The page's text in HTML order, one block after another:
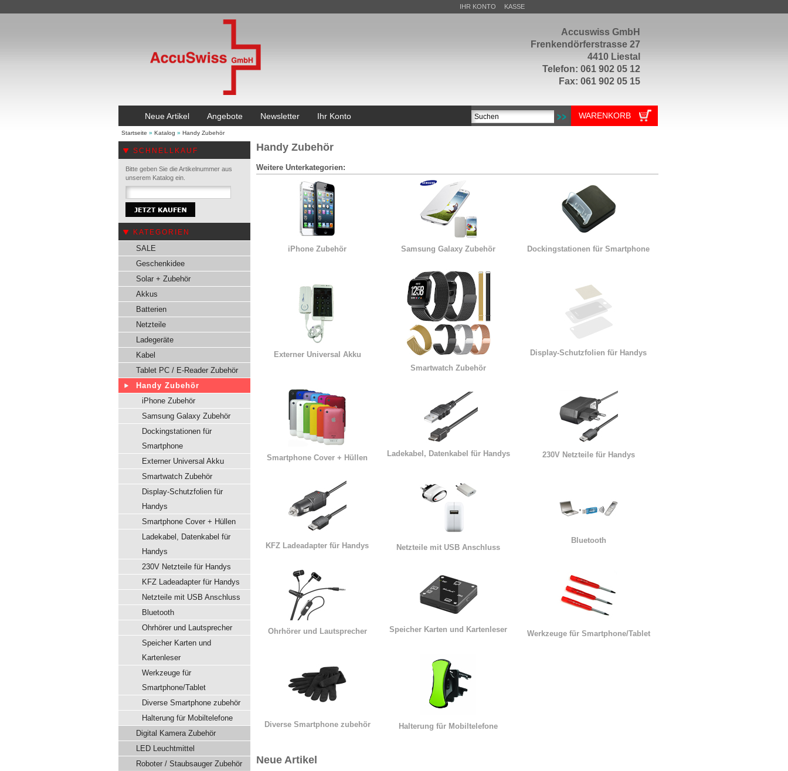
Accuswiss GmbH
Frenkendörferstrasse 27
4410 Liestal
Telefon: 061 902 05 12
Fax: 061 902 05 15
IHR KONTO KASSE
Neue Artikel Angebote Newsletter Ihr Konto WARENKORB
Startseite » Katalog » Handy Zubehör
SCHNELLKAUF
Bitte geben Sie die Artikelnummer aus
unserem Katalog ein.
KATEGORIEN
SALE
Geschenkidee
Solar + Zubehör
Akkus
Batterien
Netzteile
Ladegeräte
Kabel
Tablet PC / E-Reader Zubehör
Handy Zubehör
iPhone Zubehör
Samsung Galaxy Zubehör
Dockingstationen für
Smartphone
Externer Universal Akku
Smartwatch Zubehör
Display-Schutzfolien für
Handys
Smartphone Cover + Hüllen
Ladekabel, Datenkabel für
Handys
230V Netzteile für Handys
KFZ Ladeadapter für Handys
Netzteile mit USB Anschluss
Bluetooth
Ohrhörer und Lautsprecher
Speicher Karten und
Kartenleser
Werkzeuge für
Smartphone/Tablet
Diverse Smartphone zubehör
Halterung für Mobiltelefone
Digital Kamera Zubehör
LED Leuchtmittel
Roboter / Staubsauger Zubehör
Handy Zubehör
Weitere Unterkategorien:
iPhone Zubehör Samsung Galaxy Zubehör Dockingstationen für Smartphone
Externer Universal Akku
Smartwatch Zubehör
Display-Schutzfolien für Handys
Smartphone Cover + Hüllen Ladekabel, Datenkabel für Handys 230V Netzteile für Handys
KFZ Ladeadapter für Handys Netzteile mit USB Anschluss
Bluetooth
Ohrhörer und Lautsprecher Speicher Karten und Kartenleser Werkzeuge für Smartphone/Tablet
Diverse Smartphone zubehör Halterung für Mobiltelefone
Neue Artikel